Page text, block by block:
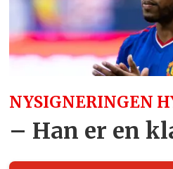
NYSIGNERINGEN
– Han er en